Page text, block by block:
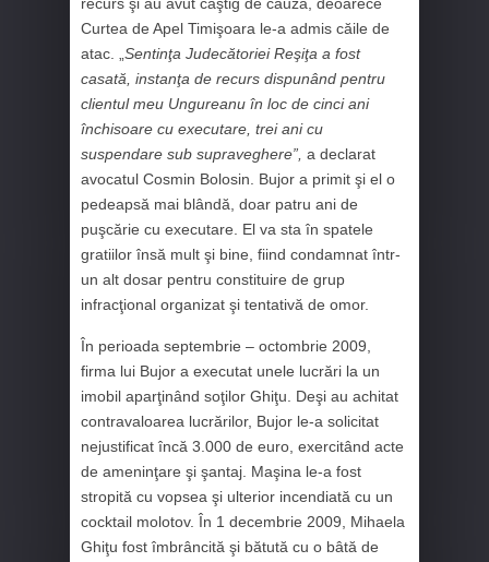
recurs şi au avut câştig de cauză, deoarece
Curtea de Apel Timişoara le-a admis căile de
atac. „Sentinţa Judecătoriei Reşiţa a fost
casată, instanţa de recurs dispunând pentru
clientul meu Ungureanu în loc de cinci ani
închisoare cu executare, trei ani cu
suspendare sub supraveghere”, a declarat
avocatul Cosmin Bolosin. Bujor a primit şi el o
pedeapsă mai blândă, doar patru ani de
puşcărie cu executare. El va sta în spatele
gratiilor însă mult şi bine, fiind condamnat într-
un alt dosar pentru constituire de grup
infracţional organizat şi tentativă de omor.
În perioada septembrie – octombrie 2009,
firma lui Bujor a executat unele lucrări la un
imobil aparţinând soţilor Ghiţu. Deşi au achitat
contravaloarea lucrărilor, Bujor le-a solicitat
nejustificat încă 3.000 de euro, exercitând acte
de ameninţare şi şantaj. Maşina le-a fost
stropită cu vopsea şi ulterior incendiată cu un
cocktail molotov. În 1 decembrie 2009, Mihaela
Ghiţu fost îmbrâncită şi bătută cu o bâtă de